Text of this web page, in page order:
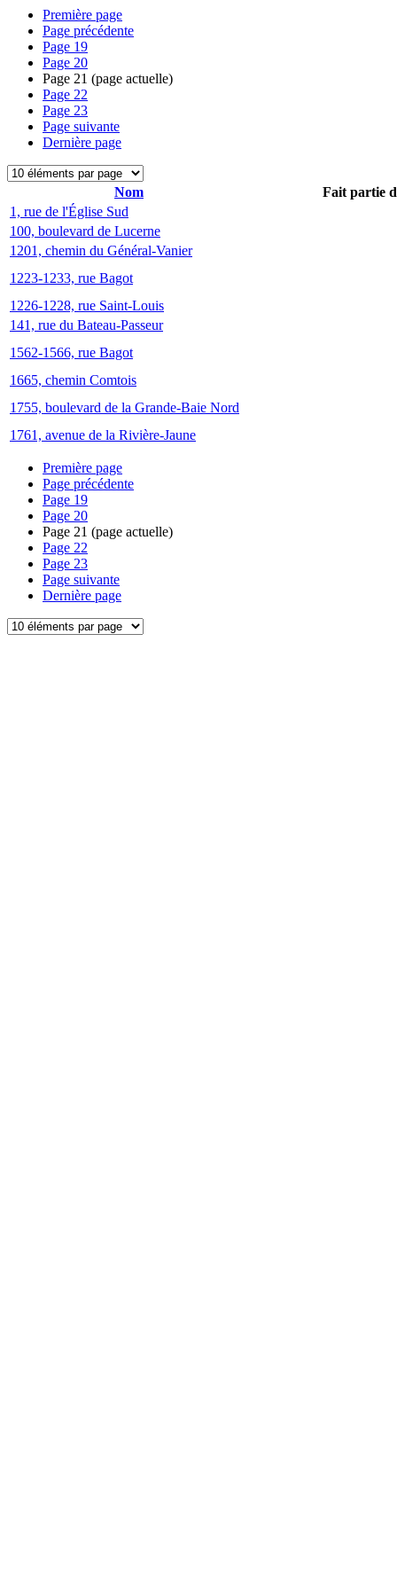
Première page
Page précédente
Page 19
Page 20
Page 21 (page actuelle)
Page 22
Page 23
Page suivante
Dernière page
Nom
Fait partie
1, rue de l'Église Sud
100, boulevard de Lucerne
1201, chemin du Général-Vanier
1223-1233, rue Bagot
1226-1228, rue Saint-Louis
141, rue du Bateau-Passeur
1562-1566, rue Bagot
1665, chemin Comtois
1755, boulevard de la Grande-Baie Nord
1761, avenue de la Rivière-Jaune
Première page
Page précédente
Page 19
Page 20
Page 21 (page actuelle)
Page 22
Page 23
Page suivante
Dernière page